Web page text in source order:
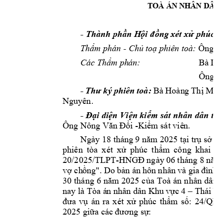
TOÀ ÁN NHÂN
- Thành phần Hội đồng xét xử phúc
Thẩm phán - Chủ toạ phiên toà: Ông
Các Thẩm phán: Bà Lý
Ông
- Thư ký phiên toà: Bà Hoàng Thị
Nguyên.
- Đại diện Viện kiểm sát nhân dân
Ông Nông Văn Đổi -Kiểm sát viên.
Ngày 18 tháng 9 năm 2025 tại trụ sở
phiên tòa xét xử phúc thẩm công khai
20/2025/TLPT-HNGĐ ngày 06 tháng 8
vợ chồng". Do bản án hôn nhân và gia đình
30 tháng 6 năm 2025 của Toà án nhân dân
nay là Tòa án nhân dân Khu vực 4 – Thái N
đưa vụ án ra xét xử phúc thẩm số: 24/QĐ
2025 giữa các đương sự: